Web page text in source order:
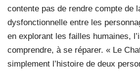
contente pas de rendre compte de
dysfonctionnelle entre les
en explorant les failles humaines,
comprendre, à se réparer. « Le
simplement l’histoire de deux